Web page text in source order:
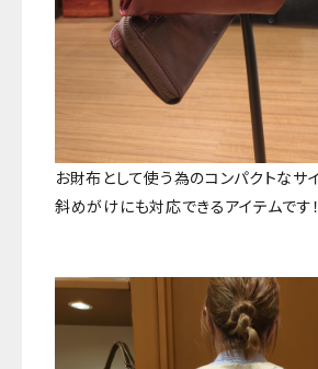
お財布として使う為のコンパクトなサ
斜めがけにも対応できるアイテムです！